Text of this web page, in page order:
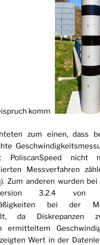
kommt.
zum einen, dass
PoliscanSpeed
Messverfahren
). Zum anderen wurden
3.2.4 von
bei der
da Diskrepanzen
ermitteltem
Wert in der